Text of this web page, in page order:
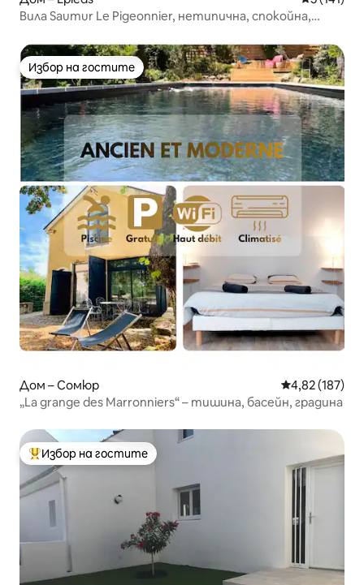
Вила Saumur Le Pigeonnier, нетипична, спокойна,
Избор на гостите
Избор на гостите
Дом – Сомюр Средна
4,82 (187)
„La grange des Marronniers“ – тишина, басейн, градина
Най-популярен избор на гостите
Избор на гостите